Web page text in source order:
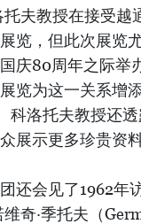
夫教授在接受越
览，但此次展览
庆80周年之际举
览为这一关系增
科洛托夫教授还
展示更多珍贵资料
还会见了1962年
奇·季托夫（